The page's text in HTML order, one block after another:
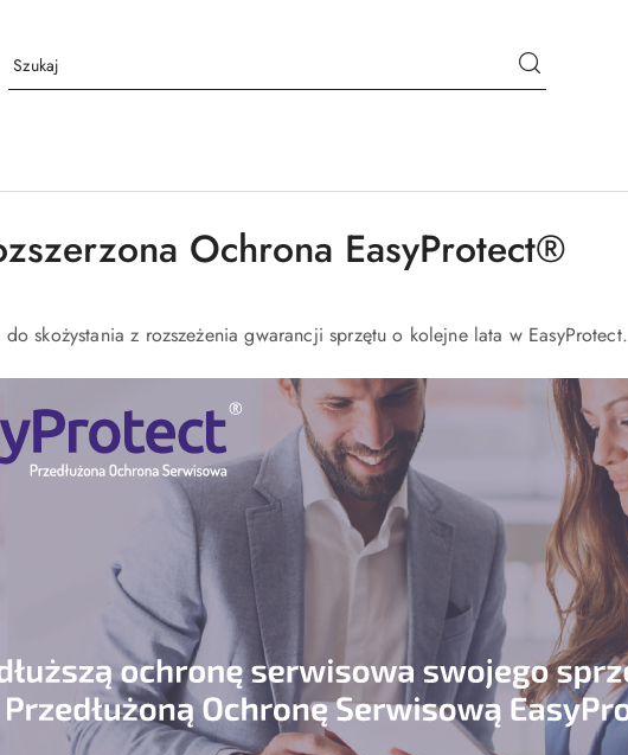
Ochrona EasyProtect®
skożystania z rozszeżenia gwarancji sprzętu o kolejne lata w EasyProtect.